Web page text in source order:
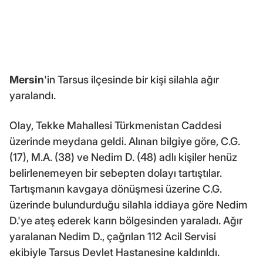
Mersin'in Tarsus ilçesinde bir kişi silahla ağır
yaralandı.
Olay, Tekke Mahallesi Türkmenistan Caddesi
üzerinde meydana geldi. Alınan bilgiye göre, C.G.
(17), M.A. (38) ve Nedim D. (48) adlı kişiler henüz
belirlenemeyen bir sebepten dolayı tartıştılar.
Tartışmanın kavgaya dönüşmesi üzerine C.G.
üzerinde bulundurduğu silahla iddiaya göre Nedim
D.'ye ateş ederek karın bölgesinden yaraladı. Ağır
yaralanan Nedim D., çağrılan 112 Acil Servisi
ekibiyle Tarsus Devlet Hastanesine kaldırıldı.